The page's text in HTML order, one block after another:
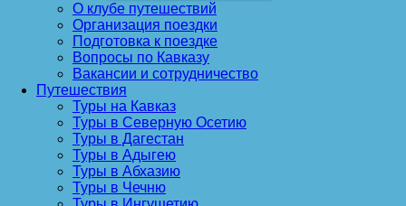
О клубе путешествий
Организация поездки
Подготовка к поездке
Вопросы по Кавказу
Вакансии и сотрудничество
Путешествия
Туры на Кавказ
Туры в Северную Осетию
Туры в Дагестан
Туры в Адыгею
Туры в Абхазию
Туры в Чечню